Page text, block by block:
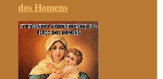
dos Homens